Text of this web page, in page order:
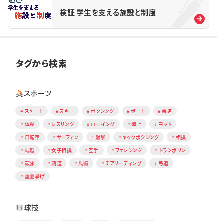
検証 学生を支える施設と制度
タグから検索
スポーツ
スケート スキー ボクシング ボート
柔道
体操
レスリング ローイング 陸上
ヨット
自転車
サーフィン 射撃 キックボクシング
相撲
端艇
女子相撲 空手 フェンシング
トランポリン
競泳
剣道 馬術 チアリーディング
弓道
重量挙げ
球技